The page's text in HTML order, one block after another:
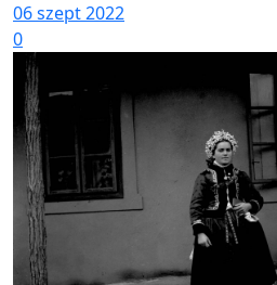
06 szept 2022
0